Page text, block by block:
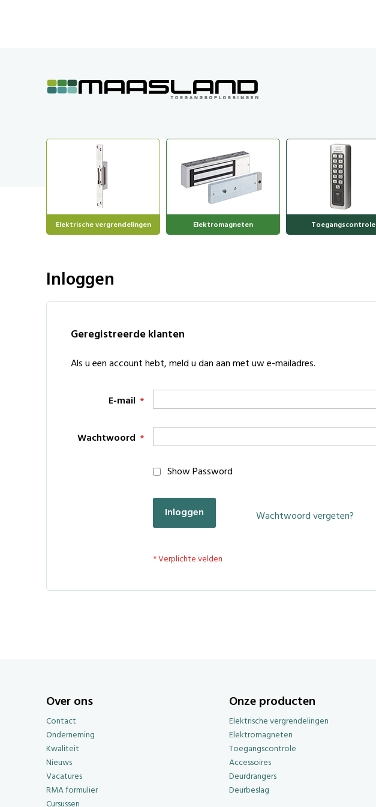
INHOUD
Elektrische vergrendelingen Elektromagneten Toegangscontrole
Inloggen
Geregistreerde klanten
Als u een account hebt, meld u dan aan met uw e-mailadres.
E-mail
Wachtwoord
Show Password
Inloggen Wachtwoord vergeten?
Over ons
Contact
Onderneming
Kwaliteit
Nieuws
Vacatures
RMA formulier
Onze producten
Elektrische vergrendelingen
Elektromagneten
Toegangscontrole
Accessoires
Deurdrangers
Deurbeslag